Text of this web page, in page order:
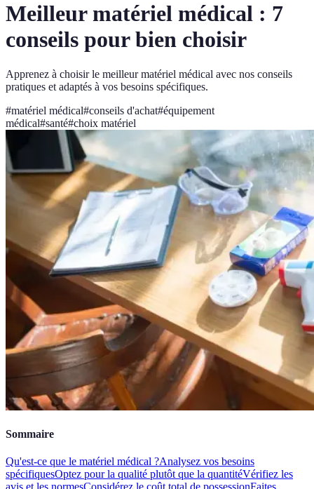
Meilleur matériel médical : 7
conseils pour bien choisir
Apprenez à choisir le meilleur matériel médical avec nos conseils
pratiques et adaptés à vos besoins spécifiques.
#matériel médical#conseils d'achat#équipement
médical#santé#choix matériel
Sommaire
Qu'est-ce que le matériel médical ?Analysez vos besoins
spécifiquesOptez pour la qualité plutôt que la quantitéVérifiez les